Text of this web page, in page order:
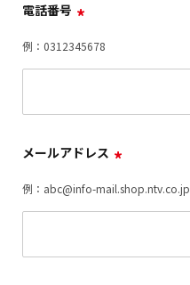
電話番号 *
例：0312345678
メールアドレス *
例：abc@info-mail.shop.ntv.co.jp